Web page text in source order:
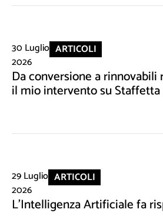
30 Luglio
2026
ARTICOLI
Da conversione a
il mio intervento su
29 Luglio
2026
ARTICOLI
L'Intelligenza Artificiale fa